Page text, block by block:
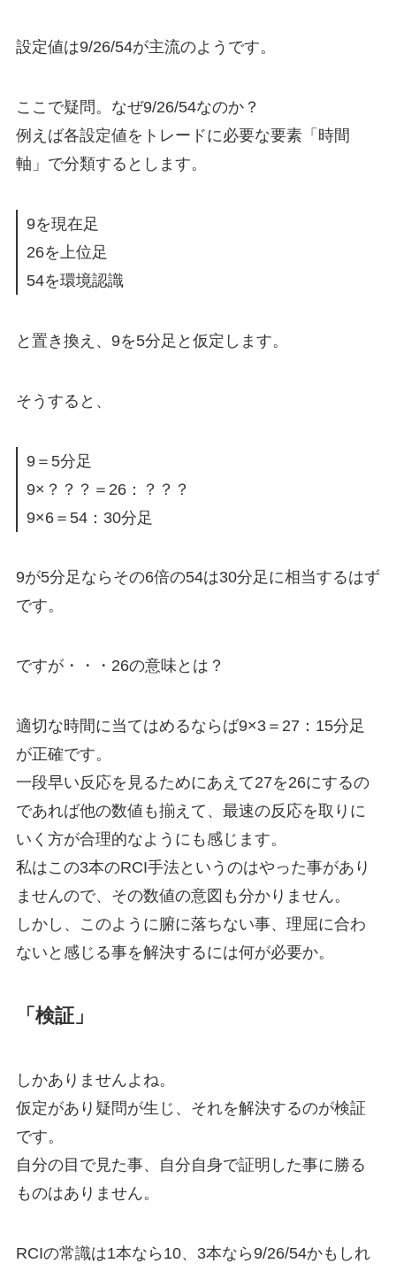
設定値は9/26/54が主流のようです。
ここで疑問。なぜ9/26/54なのか？
例えば各設定値をトレードに必要な要素「時間
軸」で分類するとします。
9を現在足
26を上位足
54を環境認識
と置き換え、9を5分足と仮定します。
そうすると、
9＝5分足
9×？？？＝26：？？？
9×6＝54：30分足
9が5分足ならその6倍の54は30分足に相当するはず
です。
ですが・・・26の意味とは？
適切な時間に当てはめるならば9×3＝27：15分足
が正確です。
一段早い反応を見るためにあえて27を26にするの
であれば他の数値も揃えて、最速の反応を取りに
いく方が合理的なようにも感じます。
私はこの3本のRCI手法というのはやった事があり
ませんので、その数値の意図も分かりません。
しかし、このように腑に落ちない事、理屈に合わ
ないと感じる事を解決するには何が必要か。
「検証」
しかありませんよね。
仮定があり疑問が生じ、それを解決するのが検証
です。
自分の目で見た事、自分自身で証明した事に勝る
ものはありません。
RCIの常識は1本なら10、3本なら9/26/54かもしれ